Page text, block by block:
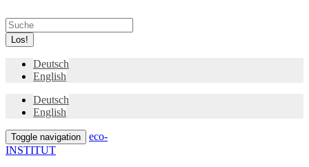
Los!
Deutsch
English
Deutsch
English
Toggle navigation
eco-
INSTITUT